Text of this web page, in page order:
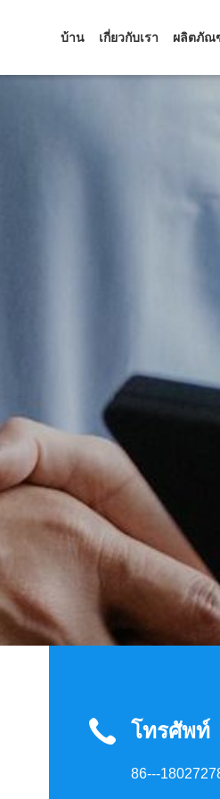
บ้าน เกี่ยวกับเรา ผลิตภัณ
โทรศัพท์
86---